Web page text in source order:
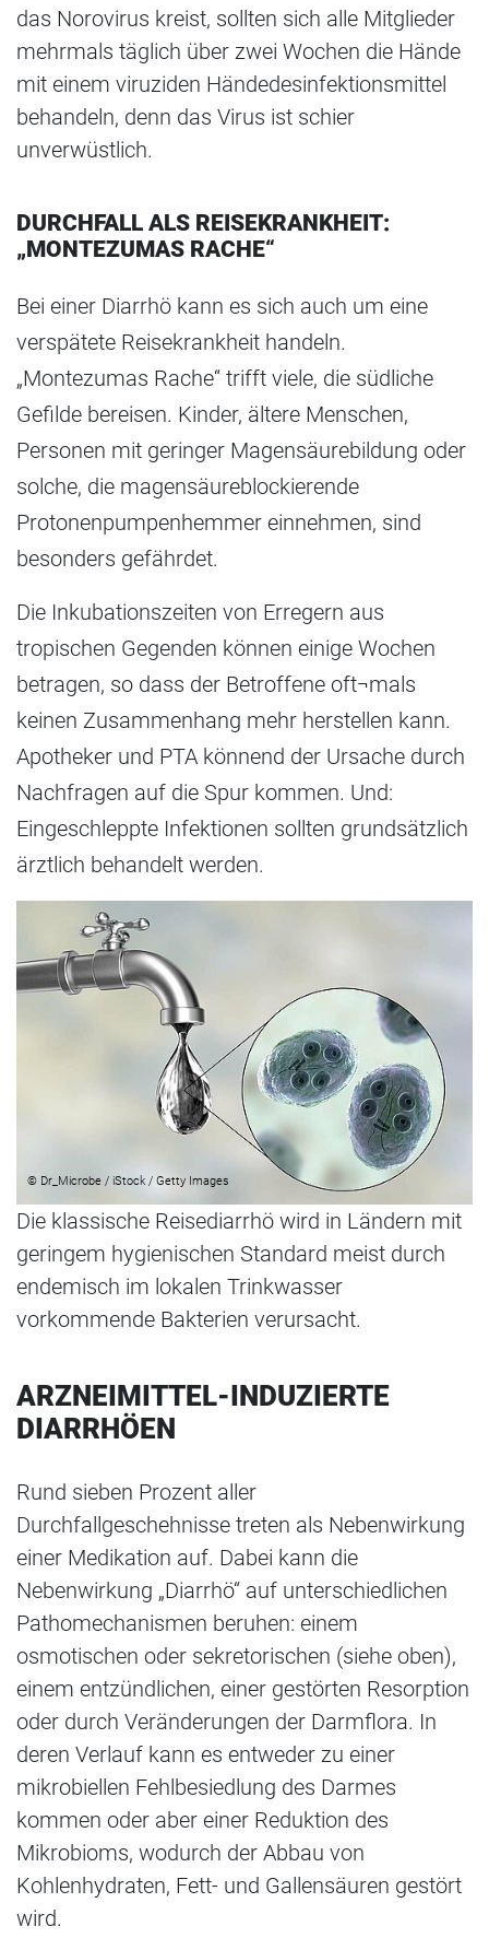
das Norovirus kreist, sollten sich alle Mitglieder
mehrmals täglich über zwei Wochen die Hände
mit einem viruziden Händedesinfektionsmittel
behandeln, denn das Virus ist schier
unverwüstlich.
DURCHFALL ALS REISEKRANKHEIT:
„MONTEZUMAS RACHE“
Bei einer Diarrhö kann es sich auch um eine
verspätete Reisekrankheit handeln.
„Montezumas Rache“ trifft viele, die südliche
Gefilde bereisen. Kinder, ältere Menschen,
Personen mit geringer Magensäurebildung oder
solche, die magensäureblockierende
Protonenpumpenhemmer einnehmen, sind
besonders gefährdet.
Die Inkubationszeiten von Erregern aus
tropischen Gegenden können einige Wochen
betragen, so dass der Betroffene oft¬mals
keinen Zusammenhang mehr herstellen kann.
Apotheker und PTA könnend der Ursache durch
Nachfragen auf die Spur kommen. Und:
Eingeschleppte Infektionen sollten grundsätzlich
ärztlich behandelt werden.
© Dr_Microbe / iStock / Getty Images
Die klassische Reisediarrhö wird in Ländern mit
geringem hygienischen Standard meist durch
endemisch im lokalen Trinkwasser
vorkommende Bakterien verursacht.
ARZNEIMITTEL-INDUZIERTE
DIARRHÖEN
Rund sieben Prozent aller
Durchfallgeschehnisse treten als Nebenwirkung
einer Medikation auf. Dabei kann die
Nebenwirkung „Diarrhö“ auf unterschiedlichen
Pathomechanismen beruhen: einem
osmotischen oder sekretorischen (siehe oben),
einem entzündlichen, einer gestörten Resorption
oder durch Veränderungen der Darmflora. In
deren Verlauf kann es entweder zu einer
mikrobiellen Fehlbesiedlung des Darmes
kommen oder aber einer Reduktion des
Mikrobioms, wodurch der Abbau von
Kohlenhydraten, Fett- und Gallensäuren gestört
wird.